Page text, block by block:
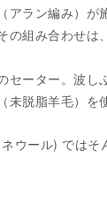
アラン編み）
の組み合わせ
ーター。波し
脱脂羊毛）を
ウール) ではそ